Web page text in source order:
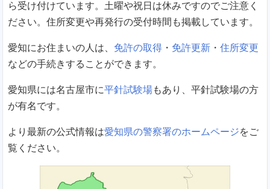
ら受け付けています。土曜や祝日は休みですのでご注意く
ださい。住所変更や再発行の受付時間も掲載しています。
愛知にお住まいの人は、 免許の取得 ・ 免許更新 ・ 住所変更
などの手続きすることができます。
愛知県には名古屋市に平針試験場もあり、平針試験場の方
が有名です。
より最新の公式情報は愛知県の警察署のホームページをご
覧ください。